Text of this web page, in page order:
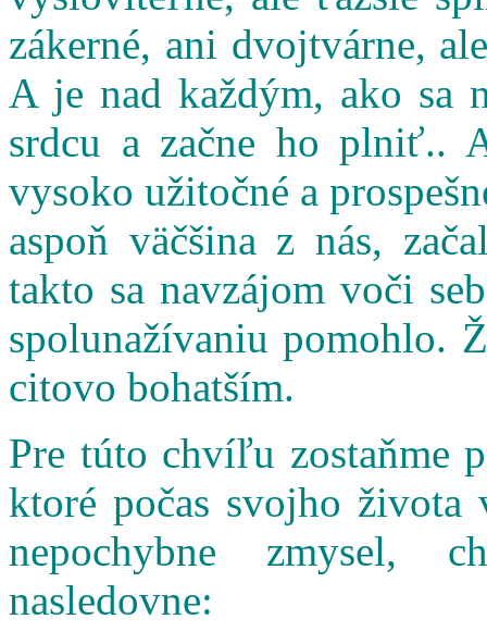
zákerné, ani dvojtvárne,
A je nad každým, ako sa
srdcu a začne ho plniť..
vysoko užitočné a
aspoň väčšina z nás,
takto sa navzájom voči
spolunažívaniu pomohlo.
citovo bohatším.
Pre túto chvíľu zostaňme
ktoré počas svojho
nepochybne zmysel,
nasledovne: